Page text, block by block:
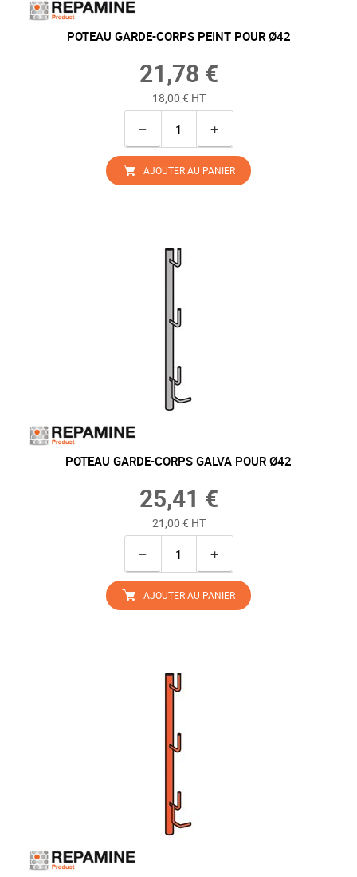
POTEAU GARDE-CORPS PEINT POUR Ø42
21,78 €
18,00 € HT
− +
AJOUTER AU PANIER
POTEAU GARDE-CORPS GALVA POUR Ø42
25,41 €
21,00 € HT
− +
AJOUTER AU PANIER